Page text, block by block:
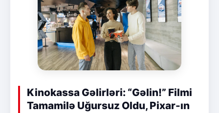
Kinokassa Gəlirləri: “Gəlin!” Filmi
Tamamilə Uğursuz Oldu, Pixar-ın